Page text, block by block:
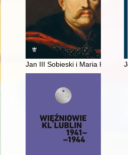
Jan III Sobieski i Maria